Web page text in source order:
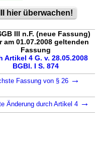
hier überwachen!
III n.F. (neue Fassung)
am 01.07.2008 geltenden
Fassung
Artikel 4 G. v. 28.05.2008
BGBl. I S. 874
Fassung von § 26 →
Änderung durch Artikel 4 →